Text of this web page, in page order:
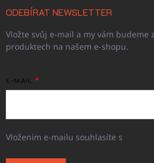
ODEBÍRAT NEWSLETTER
Vložte svůj e-mail a my vám budeme
produktech na našem e-shopu.
E-MAIL
Vložením e-mailu souhlasíte s